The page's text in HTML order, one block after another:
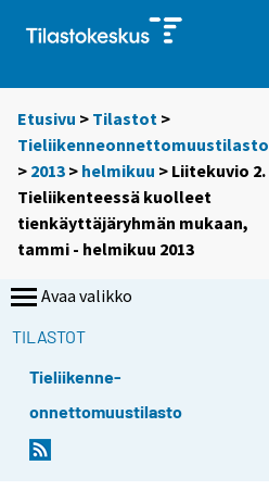
Etusivu > Tilastot >
Tieliikenneonnettomuustilasto
> 2013 > helmikuu > Liitekuvio 2.
Tieliikenteessä kuolleet
tienkäyttäjäryhmän mukaan,
tammi - helmikuu 2013
Avaa valikko
TILASTOT
Tieliikenne-
onnettomuustilasto